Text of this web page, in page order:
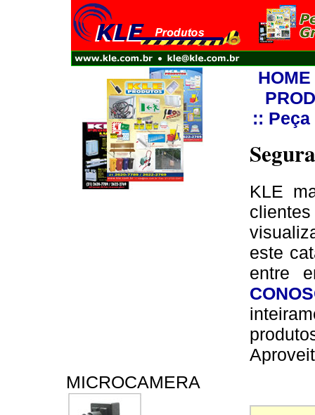
HOME
::
KLE
este
entre
MICROCAMERA